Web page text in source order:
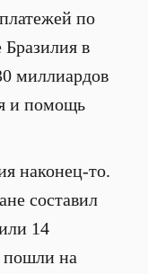
по
в
миллиардов
и помощь
наконец-то.
составил
14
пошли на